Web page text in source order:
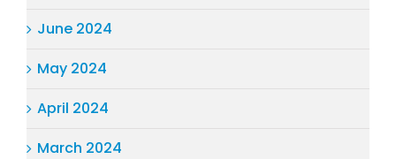
June 2024
May 2024
April 2024
March 2024